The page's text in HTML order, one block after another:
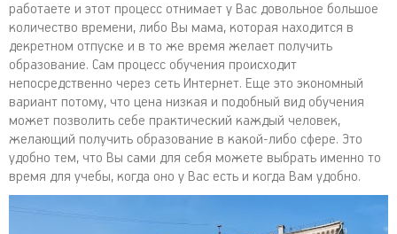
работаете и этот процесс отнимает у Вас довольное большое
количество времени, либо Вы мама, которая находится в
декретном отпуске и в то же время желает получить
образование. Сам процесс обучения происходит
непосредственно через сеть Интернет. Еще это экономный
вариант потому, что цена низкая и подобный вид обучения
может позволить себе практический каждый человек,
желающий получить образование в какой-либо сфере. Это
удобно тем, что Вы сами для себя можете выбрать именно то
время для учебы, когда оно у Вас есть и когда Вам удобно.